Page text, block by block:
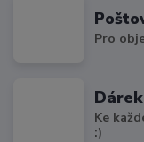
Pro
Ke
:)